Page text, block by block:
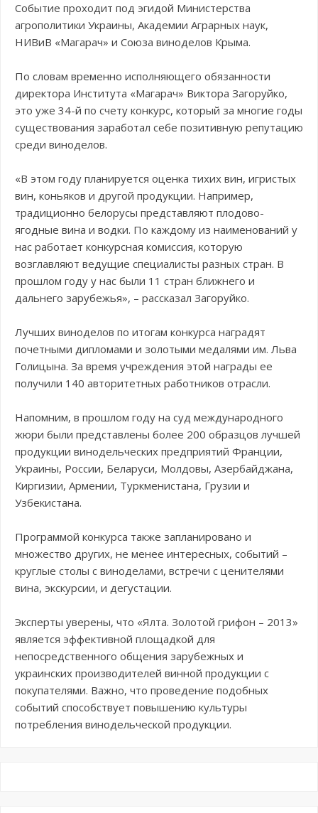
Событие проходит под эгидой Министерства
агрополитики Украины, Академии Аграрных наук,
НИВиВ «Магарач» и Союза виноделов Крыма.
По словам временно исполняющего обязанности
директора Института «Магарач» Виктора Загоруйко,
это уже 34-й по счету конкурс, который за многие годы
существования заработал себе позитивную репутацию
среди виноделов.
«В этом году планируется оценка тихих вин, игристых
вин, коньяков и другой продукции. Например,
традиционно белорусы представляют плодово-
ягодные вина и водки. По каждому из наименований у
нас работает конкурсная комиссия, которую
возглавляют ведущие специалисты разных стран. В
прошлом году у нас были 11 стран ближнего и
дальнего зарубежья», – рассказал Загоруйко.
Лучших виноделов по итогам конкурса наградят
почетными дипломами и золотыми медалями им. Льва
Голицына. За время учреждения этой награды ее
получили 140 авторитетных работников отрасли.
Напомним, в прошлом году на суд международного
жюри были представлены более 200 образцов лучшей
продукции винодельческих предприятий Франции,
Украины, России, Беларуси, Молдовы, Азербайджана,
Киргизии, Армении, Туркменистана, Грузии и
Узбекистана.
Программой конкурса также запланировано и
множество других, не менее интересных, событий –
круглые столы с виноделами, встречи с ценителями
вина, экскурсии, и дегустации.
Эксперты уверены, что «Ялта. Золотой грифон – 2013»
является эффективной площадкой для
непосредственного общения зарубежных и
украинских производителей винной продукции с
покупателями. Важно, что проведение подобных
событий способствует повышению культуры
потребления винодельческой продукции.